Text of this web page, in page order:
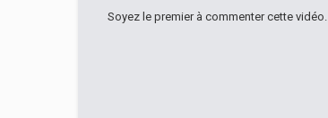
Soyez le premier à commenter cette vidéo.